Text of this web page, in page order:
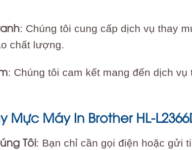
: Chúng tôi cung cấp dịch vụ thay
chất lượng.
: Chúng tôi cam kết mang đến dịch
Mực Máy In Brother HL-
Tôi: Bạn chỉ cần gọi điện hoặc gửi